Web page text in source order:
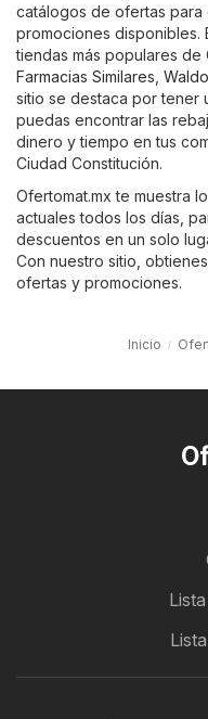
catálogos de ofertas
promociones disponibles.
tiendas más populares de
Farmacias Similares
sitio se destaca por tener
puedas encontrar las
dinero y tiempo en tus
Ciudad Constitución.
Ofertomat.mx te muestra
actuales todos los días,
descuentos en un solo
Con nuestro sitio,
ofertas y promociones.
Inicio